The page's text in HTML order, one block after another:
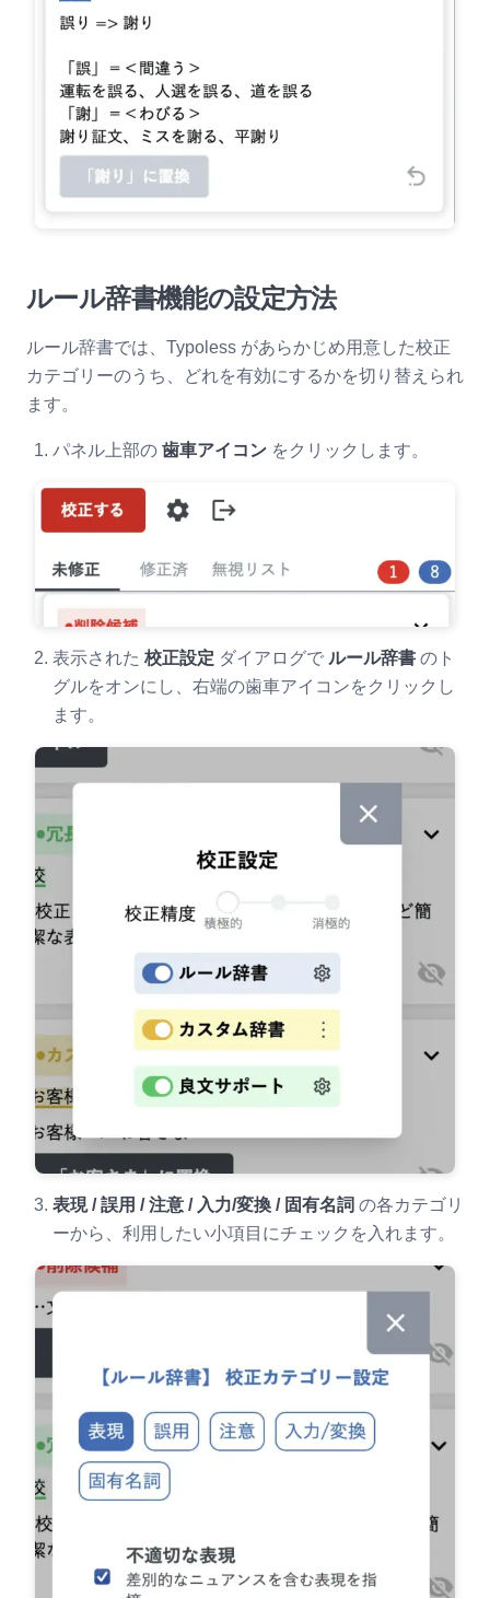
ルール辞書機能の設定方法
ルール辞書では、Typoless があらかじめ用意した校正
カテゴリーのうち、どれを有効にするかを切り替えられ
ます。
パネル上部の 歯車アイコン をクリックします。
表示された 校正設定 ダイアログで ルール辞書 のト
グルをオンにし、右端の歯車アイコンをクリックし
ます。
表現 / 誤用 / 注意 / 入力/変換 / 固有名詞 の各カテゴリ
ーから、利用したい小項目にチェックを入れます。